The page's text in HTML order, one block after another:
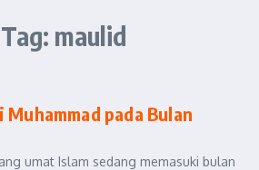
maulid
pada Bulan
umat Islam sedang memasuki bulan